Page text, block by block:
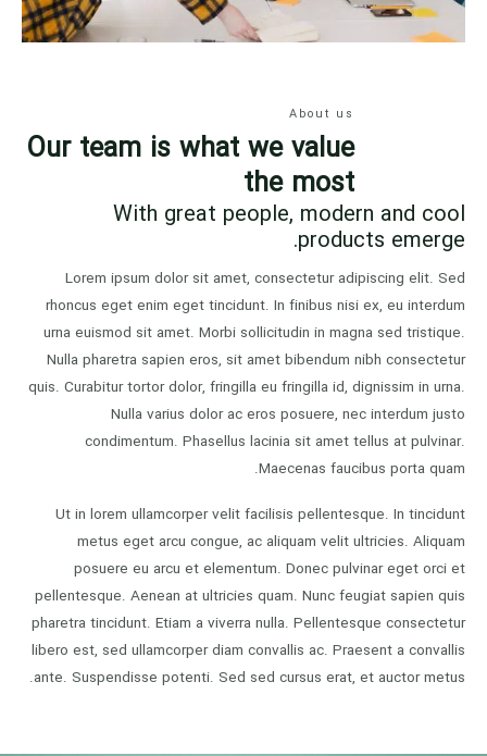
About us
Our team is what we value
the most
With great people, modern and cool
products emerge.
Lorem ipsum dolor sit amet, consectetur adipiscing elit. Sed
rhoncus eget enim eget tincidunt. In finibus nisi ex, eu interdum
urna euismod sit amet. Morbi sollicitudin in magna sed tristique.
Nulla pharetra sapien eros, sit amet bibendum nibh consectetur
quis. Curabitur tortor dolor, fringilla eu fringilla id, dignissim in urna.
Nulla varius dolor ac eros posuere, nec interdum justo
condimentum. Phasellus lacinia sit amet tellus at pulvinar.
Maecenas faucibus porta quam.
Ut in lorem ullamcorper velit facilisis pellentesque. In tincidunt
metus eget arcu congue, ac aliquam velit ultricies. Aliquam
posuere eu arcu et elementum. Donec pulvinar eget orci et
pellentesque. Aenean at ultricies quam. Nunc feugiat sapien quis
pharetra tincidunt. Etiam a viverra nulla. Pellentesque consectetur
libero est, sed ullamcorper diam convallis ac. Praesent a convallis
ante. Suspendisse potenti. Sed sed cursus erat, et auctor metus.